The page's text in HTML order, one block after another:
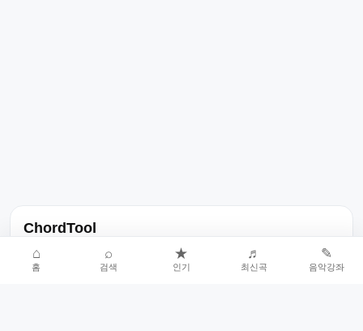
ChordTool
노래 가사, 곡 정보, 코드, 악보를 한곳에서 찾을 수 있는 음악 정보
서비스입니다.
⌂
홈
⌕
검색
★
인기
♬
최신곡
✎
음악강좌